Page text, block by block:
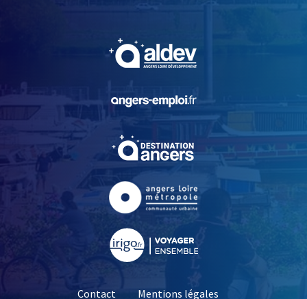
, Ouvre une nouvelle
, Ouvre une nouvelle
Contact Mentions légales